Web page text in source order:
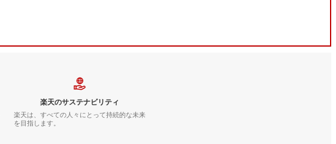
楽天のサステナビリティ
楽天は、すべての人々にとって持続的な未来
を目指します。